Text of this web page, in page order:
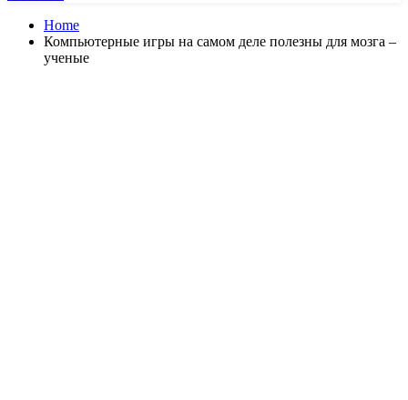
Home
Компьютерные игры на самом деле полезны для мозга –
ученые